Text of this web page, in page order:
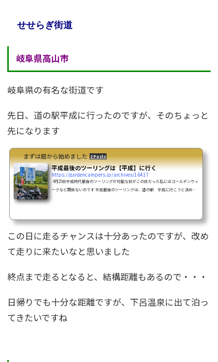
せせらぎ街道
岐阜県高山市
岐阜県の有名な街道です
先日、道の駅平成に行ったのですが、そのちょっと
先になります
まずは庭から始めました 2 Posts
平成最後のツーリングは【平成】に行く
https://gardencampers.jp/archives/16417
4月25日平成時代最後のツーリングが可能な日がこの日だった私にはゴールデンウィ
ークなど関係ないのです 平成最後のツーリングは、道の駅 平成に行こうと決めて
局、早朝は雨だったので、8:30に出発8:30の時点でも雨は少し残ってたが、天気はこ
この日に走るチャンスは十分あったのですが、改め
て走りに来たいなと思いました
終点まで走るとなると、結構距離もあるので・・・
日帰りでも十分な距離ですが、下呂温泉に出て泊っ
てきたいですね